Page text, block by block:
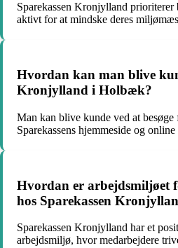
Sparekassen Kronjylland
aktivt for at mindske deres
Hvordan kan man blive
Kronjylland i Holbæk?
Man kan blive kunde ved at
Sparekassens hjemmeside og
Hvordan er arbejdsmiljøet
hos Sparekassen
Sparekassen Kronjylland har et
arbejdsmiljø, hvor medarbejdere